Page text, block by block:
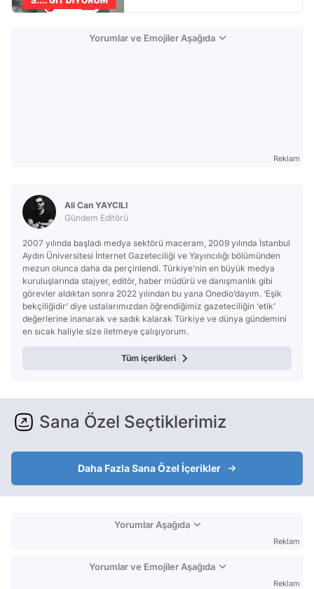
Yorumlar ve Emojiler Aşağıda
Reklam
Ali Can YAYCILI
Gündem Editörü
2007 yılında başladı medya sektörü maceram, 2009 yılında İstanbul
Aydın Üniversitesi İnternet Gazeteciliği ve Yayıncılığı bölümünden
mezun olunca daha da perçinlendi. Türkiye’nin en büyük medya
kuruluşlarında stajyer, editör, haber müdürü ve danışmanlık gibi
görevler aldıktan sonra 2022 yılından bu yana Onedio’dayım. ‘Eşik
bekçiliğidir’ diye ustalarımızdan öğrendiğimiz gazeteciliğin ‘etik’
değerlerine inanarak ve sadık kalarak Türkiye ve dünya gündemini
en sıcak haliyle size iletmeye çalışıyorum.
Tüm içerikleri
Sana Özel Seçtiklerimiz
Daha Fazla Sana Özel İçerikler
Yorumlar Aşağıda
Reklam
Yorumlar ve Emojiler Aşağıda
Reklam